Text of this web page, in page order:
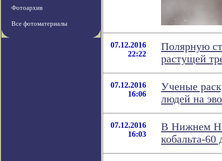
Фотоархив
Все фотоматериалы
07.12.2016
22:22
Полярную
растущей
07.12.2016
16:06
Ученые
людей на
07.12.2016
16:03
В Нижнем
кобальта-60